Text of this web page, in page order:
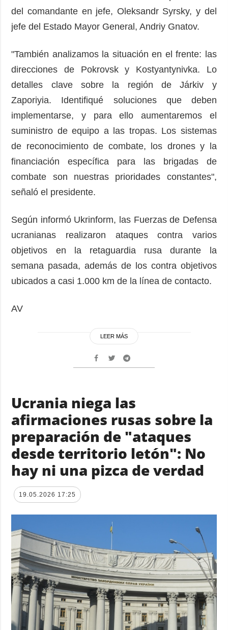
del comandante en jefe, Oleksandr Syrsky, y del
jefe del Estado Mayor General, Andriy Gnatov.
"También analizamos la situación en el frente: las
direcciones de Pokrovsk y Kostyantynivka. Lo
detalles clave sobre la región de Járkiv y
Zaporiyia. Identifiqué soluciones que deben
implementarse, y para ello aumentaremos el
suministro de equipo a las tropas. Los sistemas
de reconocimiento de combate, los drones y la
financiación específica para las brigadas de
combate son nuestras prioridades constantes",
señaló el presidente.
Según informó Ukrinform, las Fuerzas de Defensa
ucranianas realizaron ataques contra varios
objetivos en la retaguardia rusa durante la
semana pasada, además de los contra objetivos
ubicados a casi 1.000 km de la línea de contacto.
AV
LEER MÁS
Ucrania niega las
afirmaciones rusas sobre la
preparación de "ataques
desde territorio letón": No
hay ni una pizca de verdad
19.05.2026 17:25